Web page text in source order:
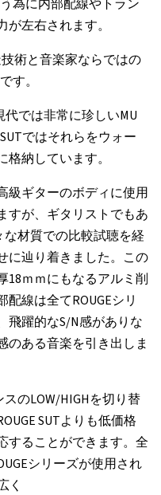
左右されます。
術と音楽家ならではの
す。
代では非常に珍しいMU
ではそれらをウォー
納しています。
級ギターのボディに使用
すが、ギタリストでもあ
な材質での比較試聴を経
に辿り着きました。この
18ｍｍにもなるアルミ削
線は全てROUGEシリ
飛躍的なS/N感がありな
のある音楽を引き出しま
スのLOW/HIGHを切り替
SUTよりも低価格
することができます。全
シリーズが使用され
く